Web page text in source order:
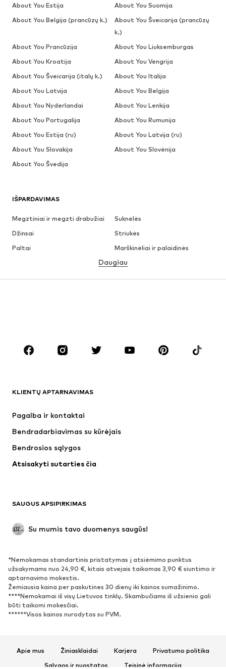
IŠPARDAVIMAS
Megztiniai ir megzti drabužiai
Suknelės
Džinsai
Striukės
Paltai
Marškinėliai ir palaidinės
Apatiniai
Sijonai
Palaidinės ir tunikos
Aksesuarai
Premium
Naujienos
Apatiniai
Paltai
Proginiai
Išskirtiniai
BATAI
Naujienos
Sportbačiai
Aulinukai
Batai su kulniukais
Auliniai batai
Įsispiriami bateliai
Šlepetės
Daugiau
KLIENTŲ APTARNAVIMAS
Pagalba ir kontaktai
Bendradarbiavimas su kūrėjais
Bendrosios sąlygos
Atsisakyti sutarties čia
SAUGUS APSIPIRKIMAS
Su mumis tavo duomenys saugūs!
*Nemokamas standartinis pristatymas į atsiėmimo punktus
užsakymams nuo 24,90 €, kitais atvejais taikomas 3,90 € siuntimo ir
aptarnavimo mokestis.
Žemiausia kaina per paskutines 30 dienų iki kainos sumažinimo.
****Nemokamai iš visų Lietuvos tinklų. Skambučiams iš užsienio gali
būti taikomi mokesčiai.
******Visos kainos nurodytos su PVM.
Apie mus Žiniasklaidai Karjera
Privatumo politika
Sąlygos ir nuostatos
Teisinė informacija
About You Estija
About You Suomija
About You Belgija (prancūzų k.)
About You Šveicarija (prancūzų
k.)
About You Prancūzija
About You Liuksemburgas
About You Kroatija
About You Vengrija
About You Šveicarija (italų k.)
About You Italija
About You Latvija
About You Belgija
About You Nyderlandai
About You Lenkija
About You Portugalija
About You Rumunija
About You Estija (ru)
About You Latvija (ru)
About You Slovakija
About You Slovėnija
About You Švedija